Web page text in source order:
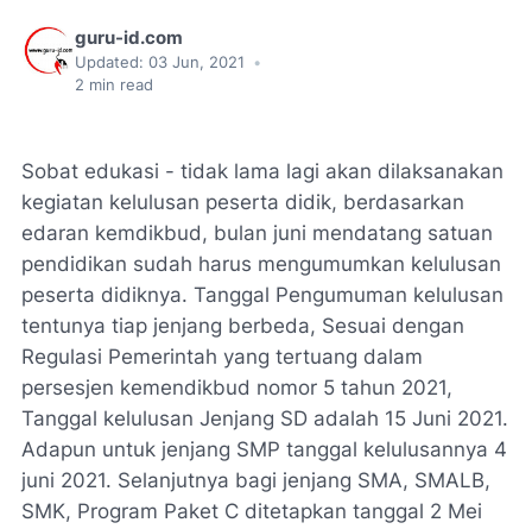
guru-id.com
Updated: 03 Jun, 2021
•
2 min read
Sobat edukasi - tidak lama lagi akan dilaksanakan
kegiatan kelulusan peserta didik, berdasarkan
edaran kemdikbud, bulan juni mendatang satuan
pendidikan sudah harus mengumumkan kelulusan
peserta didiknya. Tanggal Pengumuman kelulusan
tentunya tiap jenjang berbeda, Sesuai dengan
Regulasi Pemerintah yang tertuang dalam
persesjen kemendikbud nomor 5 tahun 2021,
Tanggal kelulusan Jenjang SD adalah 15 Juni 2021.
Adapun untuk jenjang SMP tanggal kelulusannya 4
juni 2021. Selanjutnya bagi jenjang SMA, SMALB,
SMK, Program Paket C ditetapkan tanggal 2 Mei